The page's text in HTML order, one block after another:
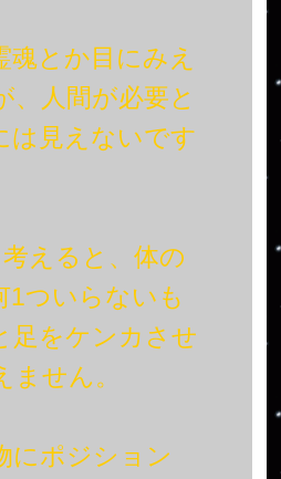
とか目にみえ
、人間が必要と
は見えないです
えると、体の
1ついらないも
足をケンカさせ
せん。
にポジション